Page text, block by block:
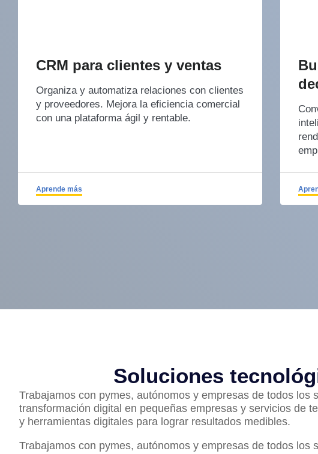
CRM para clientes y ventas
Organiza y automatiza relaciones con clientes
y proveedores. Mejora la eficiencia comercial
con una plataforma ágil y rentable.
Aprende más
Soluciones
Trabajamos con pymes, autónomos y empresas de todos
transformación digital en pequeñas empresas y servicios de
y herramientas digitales para lograr resultados medibles.
Trabajamos con pymes, autónomos y empresas de todos